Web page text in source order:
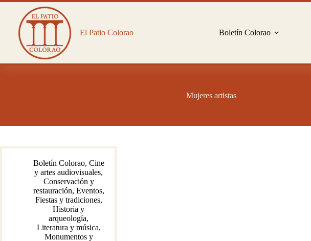
Saltar
contenido
El Patio Colorao
Boletín Colorao
Mujeres artistas
Boletín Colorao, Cine
y artes audiovisuales,
Conservación y
restauración, Eventos,
Fiestas y tradiciones,
Historia y
arqueología,
Literatura y música,
Monumentos y